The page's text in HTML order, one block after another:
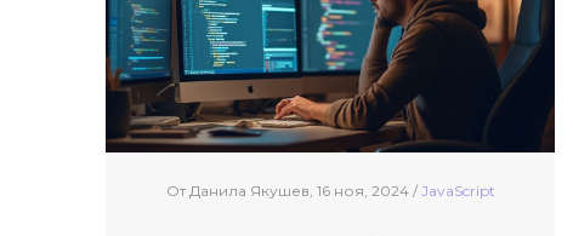
различных областях разработки.
Разобравшись в их различиях, можно
выбрать оптимальный инструмент для своей
задачи.
От Данила Якушев, 16 ноя, 2024 / JavaScript